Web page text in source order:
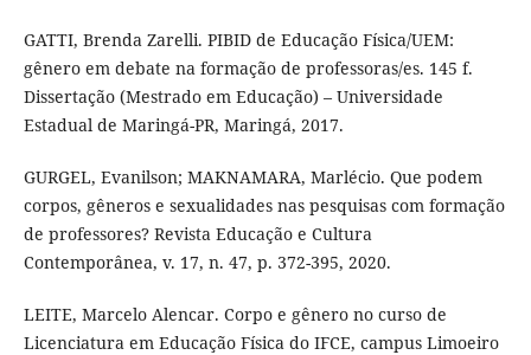
GATTI, Brenda Zarelli. PIBID de Educação Física/UEM:
gênero em debate na formação de professoras/es. 145 f.
Dissertação (Mestrado em Educação) – Universidade
Estadual de Maringá-PR, Maringá, 2017.
GURGEL, Evanilson; MAKNAMARA, Marlécio. Que podem
corpos, gêneros e sexualidades nas pesquisas com formação
de professores? Revista Educação e Cultura
Contemporânea, v. 17, n. 47, p. 372-395, 2020.
LEITE, Marcelo Alencar. Corpo e gênero no curso de
Licenciatura em Educação Física do IFCE, campus Limoeiro